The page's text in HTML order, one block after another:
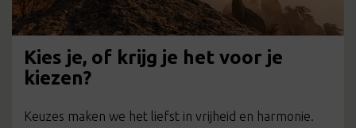
Kies je, of krijg je het voor je
kiezen?
Keuzes maken we het liefst in vrijheid en harmonie.